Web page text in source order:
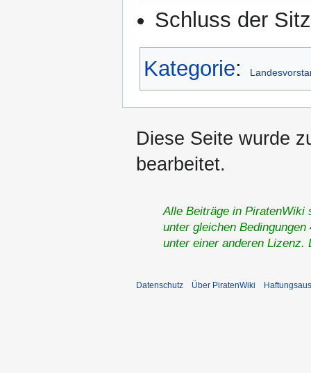
Schluss der
Kategorie:
Diese Seite wurde
bearbeitet.
Alle Beiträge in PiratenWiki
unter gleichen
unter einer anderen
Datenschutz Über PiratenWiki